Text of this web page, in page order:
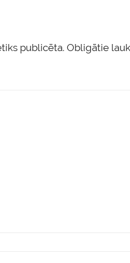
publicēta. Obligātie